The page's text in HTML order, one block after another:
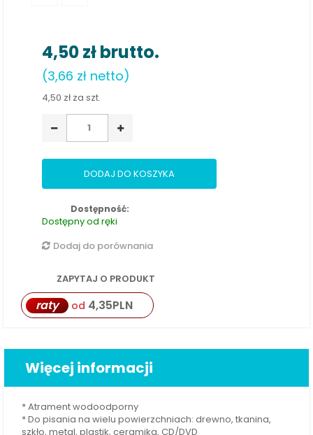
4,50 złbrutto.
(3,66 zł netto)
4,50 zł za szt.
DODAJ DO KOSZYKA
Dostępność:
Dostępny od ręki
Dodaj do porównania
ZAPYTAJ O PRODUKT
raty od 4,35PLN
Więcej informacji
* Atrament wodoodporny
* Do pisania na wielu powierzchniach: drewno, tkanina,
szkło, metal, plastik, ceramika, CD/DVD